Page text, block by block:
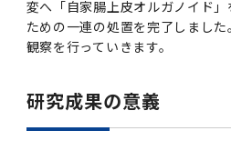
変へ「自家腸上皮オルガノイド
ための一連の処置を完了しまし
観察を行っていきます。
研究成果の意義